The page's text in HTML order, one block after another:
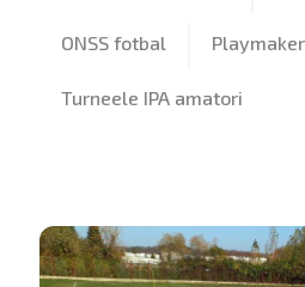
ONSS fotbal
Turneele IPA amatori